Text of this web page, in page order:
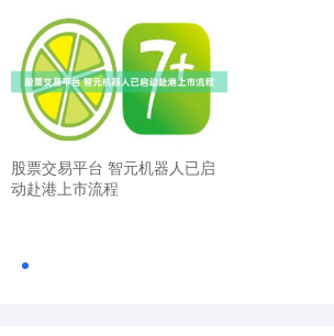
股票交易平台 智元机器人已启
动赴港上市流程